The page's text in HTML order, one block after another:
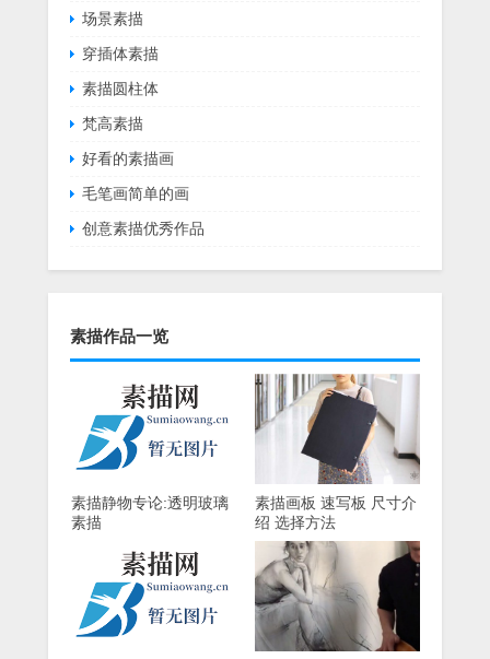
场景素描
穿插体素描
素描圆柱体
梵高素描
好看的素描画
毛笔画简单的画
创意素描优秀作品
素描作品一览
素描静物专论:透明玻璃
素描
素描画板 速写板 尺寸介
绍 选择方法